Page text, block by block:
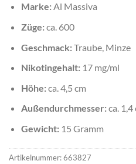
Marke:Al Massiva
Züge:ca. 600
Geschmack:Traube, Minze
Nikotingehalt:17 mg/ml
Höhe:ca. 4,5 cm
Außendurchmesser:ca. 1,4
Gewicht:15 Gramm
Artikelnummer:663827